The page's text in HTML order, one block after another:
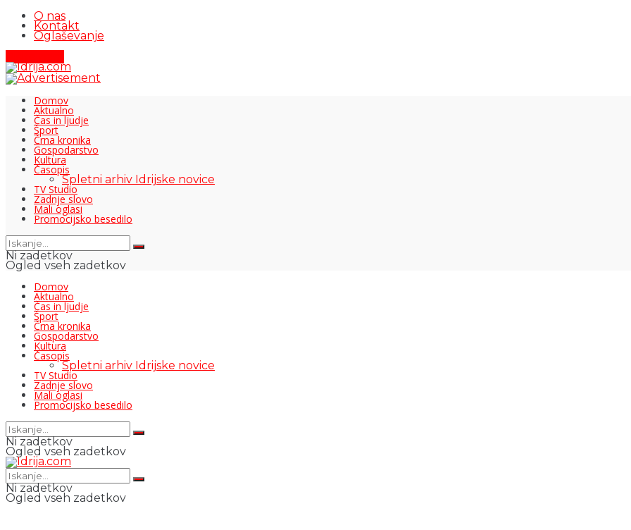
O nas
Kontakt
Oglaševanje
Domov
Aktualno
Čas in ljudje
Šport
Črna kronika
Gospodarstvo
Kultura
Časopis
Spletni arhiv Idrijske novice
TV Studio
Zadnje slovo
Mali oglasi
Promocijsko besedilo
Ni zadetkov
Ogled vseh zadetkov
Domov
Aktualno
Čas in ljudje
Šport
Črna kronika
Gospodarstvo
Kultura
Časopis
Spletni arhiv Idrijske novice
TV Studio
Zadnje slovo
Mali oglasi
Promocijsko besedilo
Ni zadetkov
Ogled vseh zadetkov
Ni zadetkov
Ogled vseh zadetkov